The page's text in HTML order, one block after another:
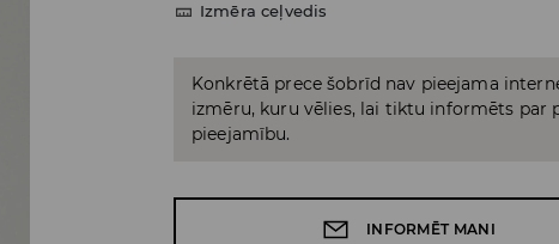
Izmēra ceļvedis
Konkrētā prece šobrīd nav pieejama
izmēru, kuru vēlies, lai tiktu informēts par
pieejamību.
INFORMĒT MANI